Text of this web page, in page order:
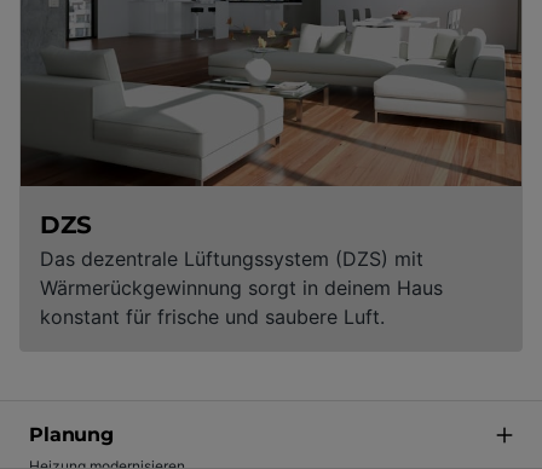
DZS
Das dezentrale Lüftungssystem (DZS) mit
Wärmerückgewinnung sorgt in deinem Haus
konstant für frische und saubere Luft.
Planung